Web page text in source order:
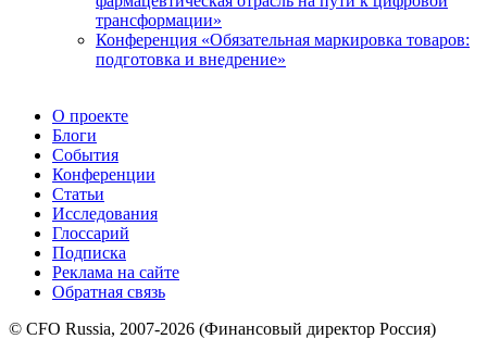
трансформации»
Конференция «Обязательная маркировка товаров:
подготовка и внедрение»
О проекте
Блоги
События
Конференции
Статьи
Исследования
Глоссарий
Подписка
Реклама на сайте
Обратная связь
© CFO Russia, 2007-2026 (Финансовый директор Россия)